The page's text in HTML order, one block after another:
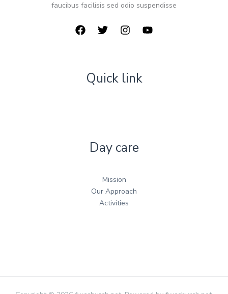
faucibus facilisis sed odio suspendisse
Quick link
Day care
Mission
Our Approach
Activities